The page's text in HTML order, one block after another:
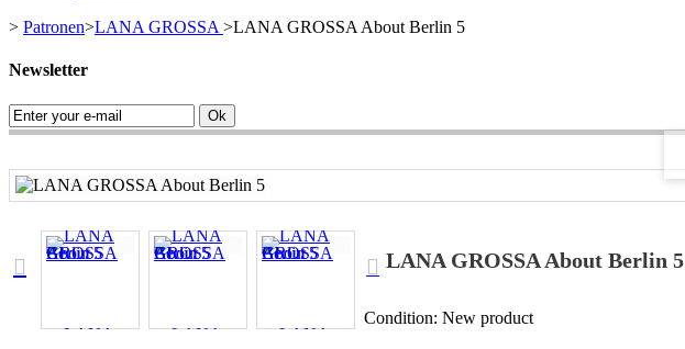
> Patronen>LANA GROSSA >LANA GROSSA About Berlin 5
Newsletter
Ok
LANA GROSSA About Berlin 5
Condition: New product